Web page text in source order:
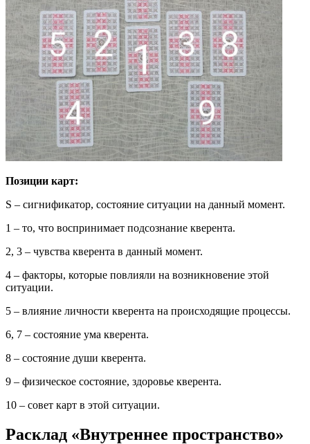
Позиции карт:
S – сигнификатор, состояние ситуации на данный момент.
1 – то, что воспринимает подсознание кверента.
2, 3 – чувства кверента в данный момент.
4 – факторы, которые повлияли на возникновение этой
ситуации.
5 – влияние личности кверента на происходящие процессы.
6, 7 – состояние ума кверента.
8 – состояние души кверента.
9 – физическое состояние, здоровье кверента.
10 – совет карт в этой ситуации.
Расклад «Внутреннее пространство»